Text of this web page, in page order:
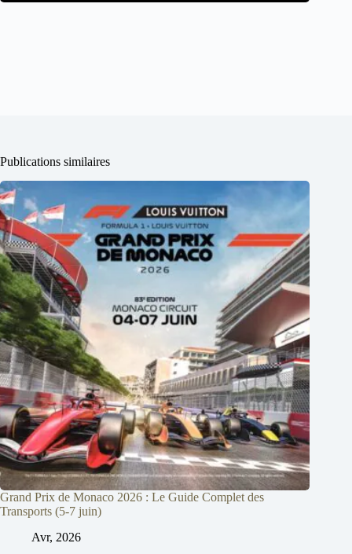
Publications similaires
Grand Prix de Monaco 2026 : Le Guide Complet des
Transports (5-7 juin)
Avr, 2026